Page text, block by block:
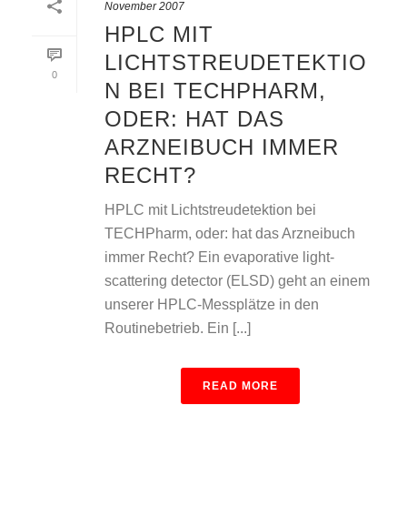
0
November 2007
HPLC MIT
LICHTSTREUDETEKTIO
N BEI TECHPHARM,
ODER: HAT DAS
ARZNEIBUCH IMMER
RECHT?
HPLC mit Lichtstreudetektion bei
TECHPharm, oder: hat das Arzneibuch
immer Recht? Ein evaporative light-
scattering detector (ELSD) geht an einem
unserer HPLC-Messplätze in den
Routinebetrieb. Ein [...]
READ MORE